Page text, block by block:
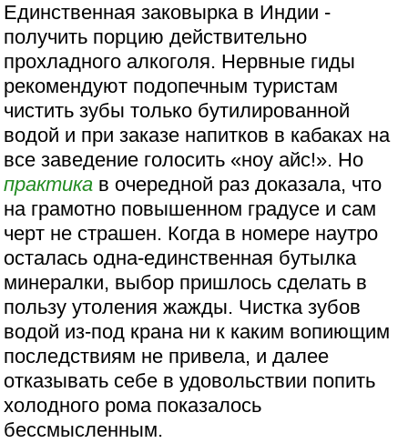
Единственная заковырка в Индии -
получить порцию действительно
прохладного алкоголя. Нервные гиды
рекомендуют подопечным туристам
чистить зубы только бутилированной
водой и при заказе напитков в кабаках на
все заведение голосить «ноу айс!». Но
практика в очередной раз доказала, что
на грамотно повышенном градусе и сам
черт не страшен. Когда в номере наутро
осталась одна-единственная бутылка
минералки, выбор пришлось сделать в
пользу утоления жажды. Чистка зубов
водой из-под крана ни к каким вопиющим
последствиям не привела, и далее
отказывать себе в удовольствии попить
холодного рома показалось
бессмысленным.